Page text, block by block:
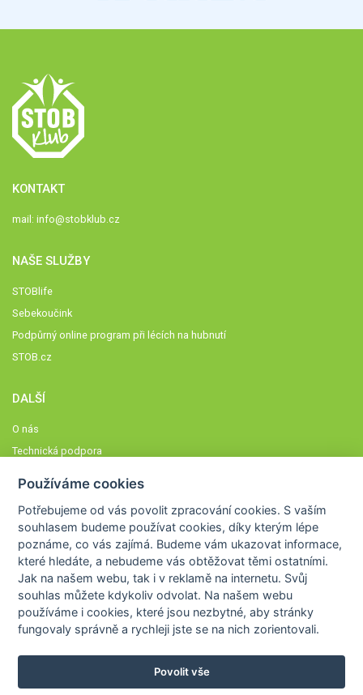
KONTAKT
mail: info@stobklub.cz
NAŠE SLUŽBY
STOBlife
Sebekoučink
Podpůrný online program při lécích na hubnutí
STOB.cz
DALŠÍ
O nás
Technická podpora
Členové STOBklubu
Zásady nakládání s osobními údaji
Otestujte se
Spočítejte si
Výzva 52
Používáme cookies
Potřebujeme od vás povolit zpracování cookies. S vaším
souhlasem budeme používat cookies, díky kterým lépe
poznáme,co vás zajímá. Budeme vám ukazovat informace,
které hledáte, a nebudeme vás obtěžovat těmi ostatními.
Jak na našem webu, tak i v reklamě na internetu. Svůj
souhlas můžete kdykoliv odvolat. Na našem webu
používáme i cookies, které jsou nezbytné, aby stránky
fungovaly správně a rychleji jste se na nich zorientovali.
Povolit vše